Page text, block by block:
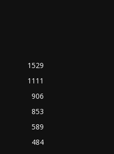
1529
1111
906
853
589
484